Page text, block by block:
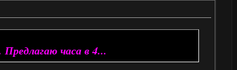
часа в 4...